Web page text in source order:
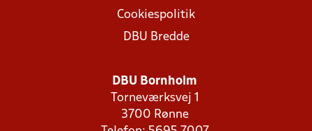
Cookiespolitik
DBU Bredde
DBU Bornholm
Torneværksvej 1
3700 Rønne